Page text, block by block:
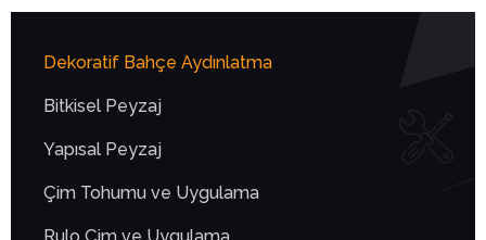
Dekoratif Bahçe Aydınlatma
Bitkisel Peyzaj
Yapısal Peyzaj
Çim Tohumu ve Uygulama